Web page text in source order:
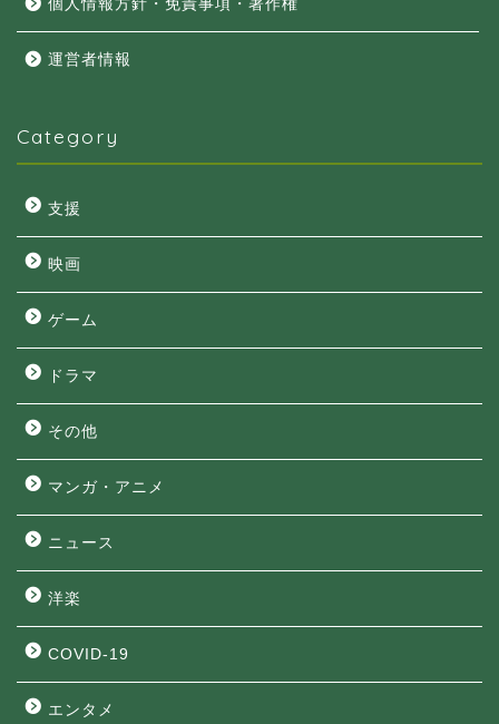
個人情報方針・免責事項・著作権
運営者情報
Category
支援
映画
ゲーム
ドラマ
その他
マンガ・アニメ
ニュース
洋楽
COVID-19
エンタメ